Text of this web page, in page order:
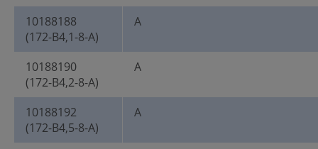
10188188
(172-B4,1-8-A)
A
10188190
(172-B4,2-8-A)
A
10188192
(172-B4,5-8-A)
A